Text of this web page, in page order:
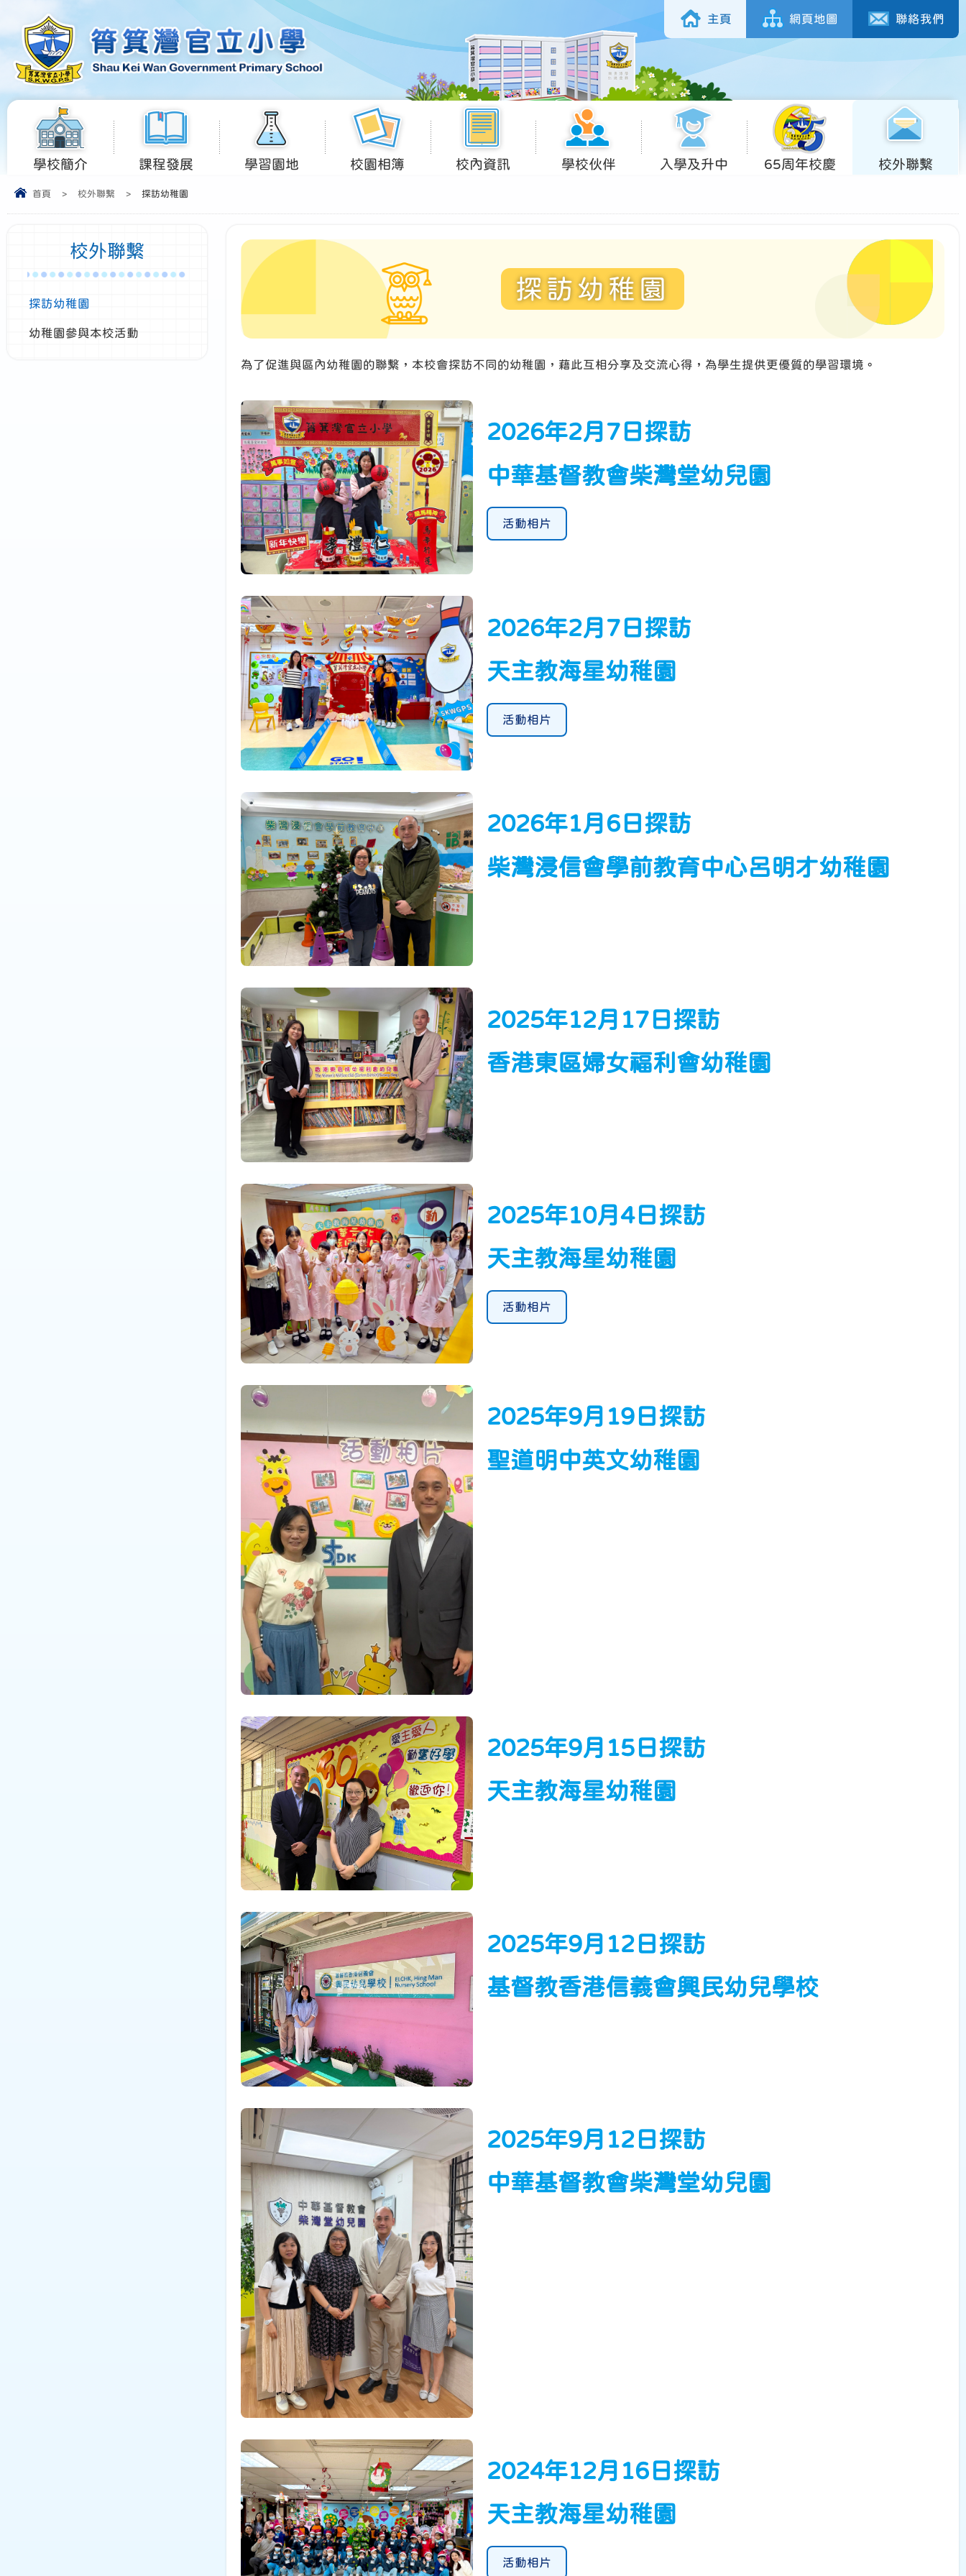
主頁 網頁地圖 聯絡我們
學校簡介 課程發展 學習園地 校園相簿 校內資訊 學校伙伴 入學及升中 65周年校慶 校外聯繫
首頁 > 校外聯繫 > 探訪幼稚園
探訪幼稚園
為了促進與區內幼稚園的聯繫，本校會探訪不同的幼稚園，藉此互相分享及交流心得，為學生提供更優質的學習環境。
2026年2月7日探訪
中華基督教會柴灣堂幼兒園
活動相片
2026年2月7日探訪
天主教海星幼稚園
活動相片
2026年1月6日探訪
柴灣浸信會學前教育中心呂明才幼稚園
2025年12月17日探訪
香港東區婦女福利會幼稚園
2025年10月4日探訪
天主教海星幼稚園
活動相片
2025年9月19日探訪
聖道明中英文幼稚園
2025年9月15日探訪
天主教海星幼稚園
2025年9月12日探訪
基督教香港信義會興民幼兒學校
2025年9月12日探訪
中華基督教會柴灣堂幼兒園
2024年12月16日探訪
天主教海星幼稚園
活動相片
校外聯繫
探訪幼稚園
幼稚園參與本校活動